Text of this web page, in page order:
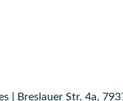
| Breslauer Str. 4a,